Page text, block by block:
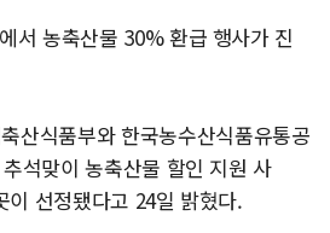
서 농축산물 30% 환급 행사가 진
산식품부와 한국농수산식품유통공
석맞이 농축산물 할인 지원 사
선정됐다고 24일 밝혔다.